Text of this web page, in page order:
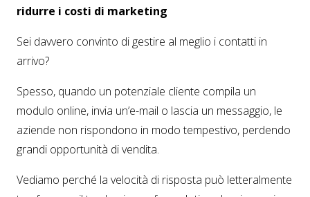
ridurre i costi di marketing
Sei davvero convinto di gestire al meglio i contatti in
arrivo?
Spesso, quando un potenziale cliente compila un
modulo online, invia un’e-mail o lascia un messaggio, le
aziende non rispondono in modo tempestivo, perdendo
grandi opportunità di vendita.
Vediamo perché la velocità di risposta può letteralmente